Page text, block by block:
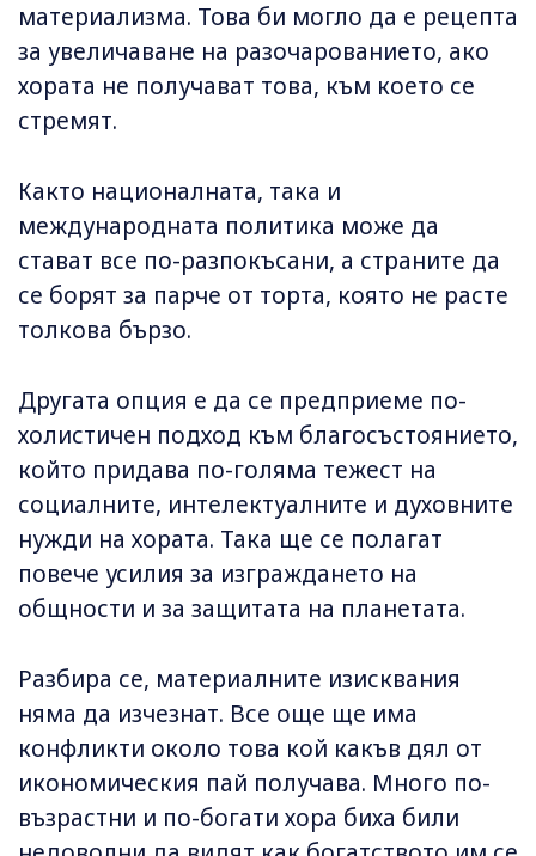
материализма. Това би могло да е рецепта
за увеличаване на разочарованието, ако
хората не получават това, към което се
стремят.
Както националната, така и
международната политика може да
стават все по-разпокъсани, а страните да
се борят за парче от торта, която не расте
толкова бързо.
Другата опция е да се предприеме по-
холистичен подход към благосъстоянието,
който придава по-голяма тежест на
социалните, интелектуалните и духовните
нужди на хората. Така ще се полагат
повече усилия за изграждането на
общности и за защитата на планетата.
Разбира се, материалните изисквания
няма да изчезнат. Все още ще има
конфликти около това кой какъв дял от
икономическия пай получава. Много по-
възрастни и по-богати хора биха били